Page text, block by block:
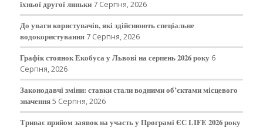
їхньої другої линьки 7 Серпня, 2026
До уваги користувачів, які здійснюють спеціальне
водокористування 7 Серпня, 2026
Графік стоянок Екобуса у Львові на серпень 2026 року 6
Серпня, 2026
Законодавчі зміни: ставки стали водними об’єктами місцевого
значення5 Серпня, 2026
Триває прийом заявок на участь у Програмі ЄС LIFE 2026 року